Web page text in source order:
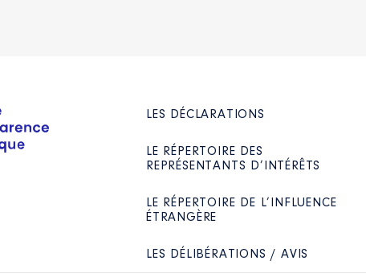
LES DÉCLARATIONS
LE RÉPERTOIRE DES
REPRÉSENTANTS D’INTÉRÊTS
LE RÉPERTOIRE DE L’INFLUENCE
ÉTRANGÈRE
LES DÉLIBÉRATIONS / AVIS